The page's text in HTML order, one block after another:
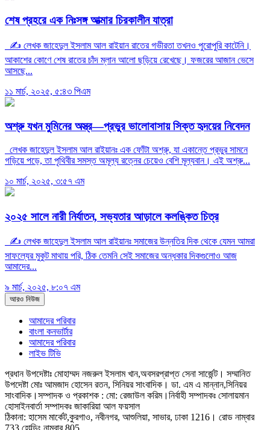
শেষ প্রহরে এক নিঃসঙ্গ আত্মার চিরকালীন যাত্রা
✍ লেখক জাহেদুল ইসলাম আল রাইয়ান রাতের গভীরতা তখনও পুরোপুরি কাটেনি।
আকাশের কোণে শেষ রাতের চাঁদ ম্লান আলো ছড়িয়ে রেখেছে। ফজরের আজান ভেসে
আসছে...
১১ মার্চ, ২০২৫, ৫:৪৩ পিএম
অশ্রু যখন মুমিনের অস্ত্র—প্রভুর ভালোবাসায় সিক্ত হৃদয়ের নিবেদন
লেখক জাহেদুল ইসলাম আল রাইয়ানঃ এক ফোঁটা অশ্রু, যা একান্তে প্রভুর সামনে
গড়িয়ে পড়ে, তা পৃথিবীর সমস্ত অমূল্য রত্নের চেয়েও বেশি মূল্যবান। এই অশ্রু...
১০ মার্চ, ২০২৫, ৩:৫৭ এম
২০২৫ সালে নারী নির্যাতন, সভ্যতার আড়ালে কলঙ্কিত চিত্র
✍️ লেখক জাহেদুল ইসলাম আল রাইয়ানঃ সমাজের উন্নতির দিক থেকে যেমন আমরা
সাফল্যের মুকুট মাথায় পরি, ঠিক তেমনি সেই সমাজের অন্ধকার দিকগুলোও আজ
আমাদের...
৯ মার্চ, ২০২৫, ৮:০৭ এম
আরও নিউজ
আমাদের পরিবার
বাংলা কনভার্টার
আমাদের পরিবার
লাইভ টিভি
প্রধান উপদেষ্টাঃ মোহাম্মদ নজরুল ইসলাম খান,অবসরপ্রাপ্ত সেনা সার্জেন্ট। সম্মানিত
উপদেষ্টা মোঃ আমজাদ হোসেন রতন, সিনিয়র সাংবাদিক। ডা. এম এ মান্নান,সিনিয়র
সাংবাদিক। সম্পাদক ও প্রকাশক : মো: রেজাউল করিম। নির্বাহী সম্পাদকঃ সোলায়মান
হোসাইনবার্তা সম্পাদকঃ জাকারিয়া আল ফয়সাল
ঠিকানা: হাসেম মার্কেট,কুরগাও, নবীনগর, আশুলিয়া, সাভার, ঢাকা 1216। রোড নাম্বার